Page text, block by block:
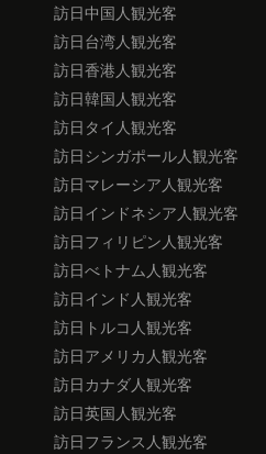
訪日中国人観光客
訪日台湾人観光客
訪日香港人観光客
訪日韓国人観光客
訪日タイ人観光客
訪日シンガポール人観光客
訪日マレーシア人観光客
訪日インドネシア人観光客
訪日フィリピン人観光客
訪日べトナム人観光客
訪日インド人観光客
訪日トルコ人観光客
訪日アメリカ人観光客
訪日カナダ人観光客
訪日英国人観光客
訪日フランス人観光客